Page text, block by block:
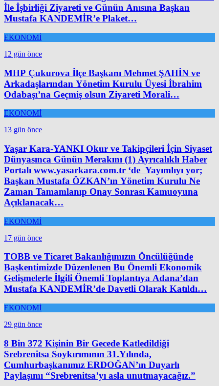
İle İşbirliği Ziyareti ve Günün Anısına Başkan
Mustafa KANDEMİR’e Plaket…
EKONOMİ
12 gün önce
MHP Çukurova İlçe Başkanı Mehmet ŞAHİN ve
Arkadaşlarından Yönetim Kurulu Üyesi İbrahim
Odabaşı’na Geçmiş olsun Ziyareti Morali…
EKONOMİ
13 gün önce
Yaşar Kara-YANKI Okur ve Takipçileri İçin Siyaset
Dünyasınca Günün Merakını (1) Ayrıcalıklı Haber
Portalı www.yasarkara.com.tr ‘de Yayımlıyı yor;
Başkan Mustafa ÖZKAN’ın Yönetim Kurulu Ne
Zaman Tamamlanıp Onay Sonrası Kamuoyuna
Açıklanacak…
EKONOMİ
17 gün önce
TOBB ve Ticaret Bakanlığımızın Öncülüğünde
Başkentimizde Düzenlenen Bu Önemli Ekonomik
Gelişmelerle İlgili Önemli Toplantıya Adana’dan
Mustafa KANDEMİR’de Davetli Olarak Katıldı…
EKONOMİ
29 gün önce
8 Bin 372 Kişinin Bir Gecede Katledildiği
Srebrenitsa Soykırımının 31.Yılında,
Cumhurbaşkanımız ERDOĞAN’ın Duyarlı
Paylaşımı “Srebrenitsa’yı asla unutmayacağız.”